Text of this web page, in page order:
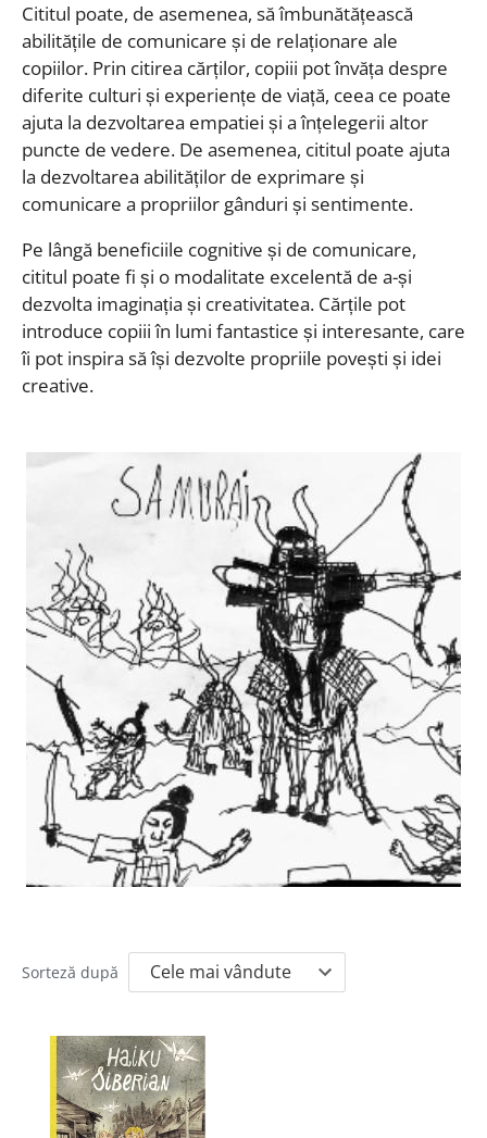
Cititul poate, de asemenea, să îmbunătățească
abilitățile de comunicare și de relaționare ale
copiilor. Prin citirea cărților, copiii pot învăța despre
diferite culturi și experiențe de viață, ceea ce poate
ajuta la dezvoltarea empatiei și a înțelegerii altor
puncte de vedere. De asemenea, cititul poate ajuta
la dezvoltarea abilităților de exprimare și
comunicare a propriilor gânduri și sentimente.
Pe lângă beneficiile cognitive și de comunicare,
cititul poate fi și o modalitate excelentă de a-și
dezvolta imaginația și creativitatea. Cărțile pot
introduce copiii în lumi fantastice și interesante, care
îi pot inspira să își dezvolte propriile povești și idei
creative.
Sorteză după